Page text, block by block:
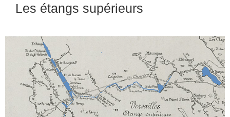
Les étangs supérieurs